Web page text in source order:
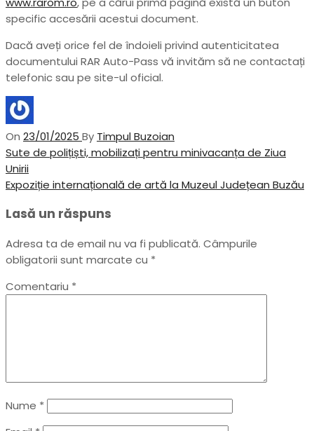
specific accesării acestui document.
Dacă aveți orice fel de îndoieli privind autenticitatea
documentului RAR Auto-Pass vă invităm să ne contactați
telefonic sau pe site-ul oficial.
On 23/01/2025 By Timpul Buzoian
Navigare
în
articole
Previous
Post
Sute de polițiști, mobilizați pentru minivacanța de Ziua
Unirii
Next
Expoziție internațională de artă la Muzeul Județean Buzău
Lasă un răspuns
Adresa ta de email nu va fi publicată. Câmpurile
obligatorii sunt marcate cu *
Comentariu *
Nume *